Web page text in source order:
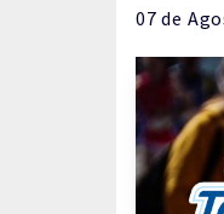
07 de